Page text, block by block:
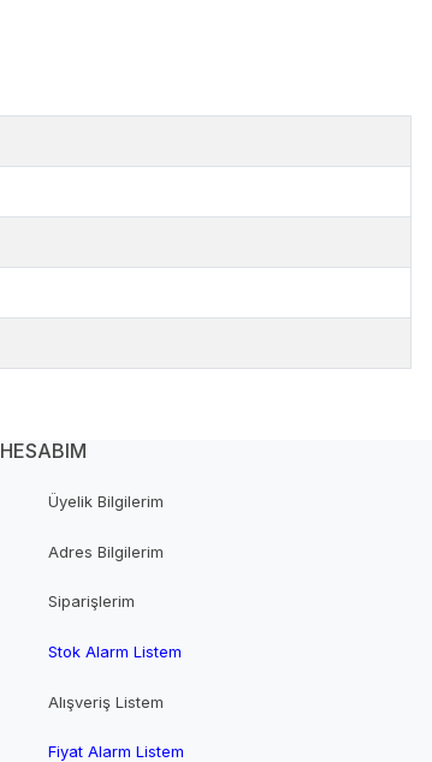
HESABIM
Üyelik Bilgilerim
Adres Bilgilerim
Siparişlerim
Stok Alarm Listem
Alışveriş Listem
Fiyat Alarm Listem